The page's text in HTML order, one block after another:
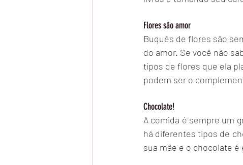
Flores são amor
Buquês de flores são
do amor. Se você não
tipos de flores que ela
podem ser o
Chocolate!
A comida é sempre um
há diferentes tipos de
sua mãe e o chocolate